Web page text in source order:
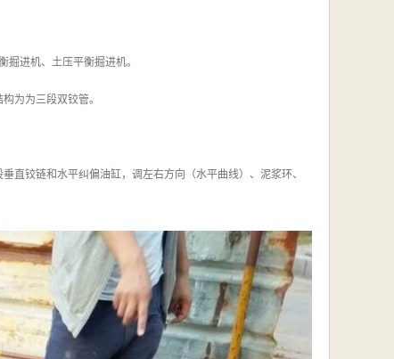
进机、土压平衡掘进机。
为为三段双铰管。
直铰链和水平纠偏油缸，调左右方向（水平曲线）、泥浆环、